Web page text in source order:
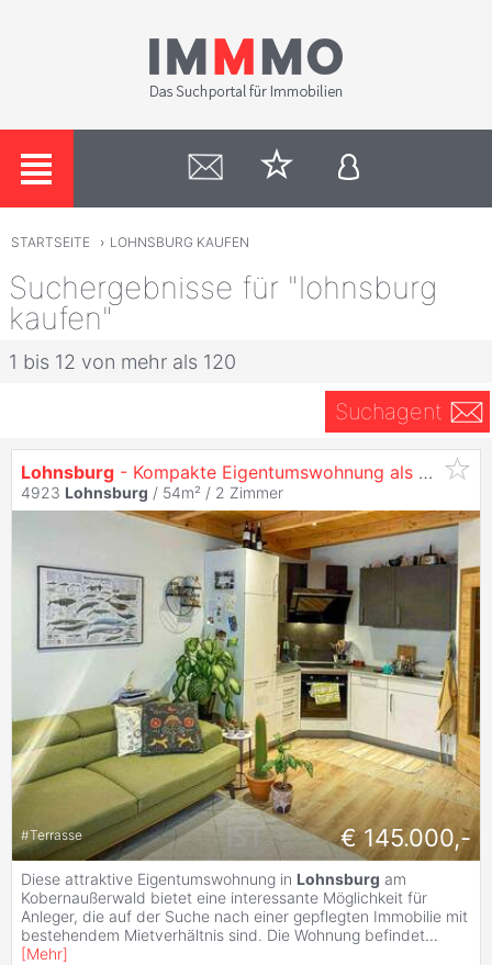
STARTSEITE › LOHNSBURG KAUFEN
Suchergebnisse für "lohnsburg
kaufen"
1 bis 12 von mehr als 120
Suchagent
Lohnsburg - Kompakte Eigentumswohnung als Kapitalanlage
4923 Lohnsburg / 54m² / 2 Zimmer
#Terrasse € 145.000,-
Diese attraktive Eigentumswohnung in Lohnsburg am
Kobernaußerwald bietet eine interessante Möglichkeit für
Anleger, die auf der Suche nach einer gepflegten Immobilie mit
bestehendem Mietverhältnis sind. Die Wohnung befindet...
[Mehr]